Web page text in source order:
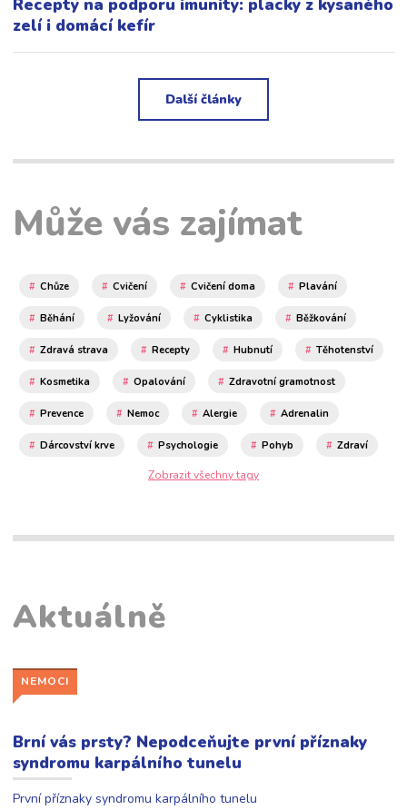
Recepty na podporu imunity: placky z kysaného
zelí i domácí kefír
Další články
Může vás zajímat
Chůze Cvičení Cvičení doma Plavání
Běhání Lyžování Cyklistika Běžkování
Zdravá strava Recepty Hubnutí Těhotenství
Kosmetika Opalování Zdravotní gramotnost
Prevence Nemoc Alergie Adrenalin
Dárcovství krve Psychologie Pohyb Zdraví
Výzva 211 Životní styl
Bylinky Zdravý pohyb moje výhra Příspěvky
Zobrazit všechny tagy
Aktuálně
NEMOCI
Brní vás prsty? Nepodceňujte první příznaky
syndromu karpálního tunelu
První příznaky syndromu karpálního tunelu